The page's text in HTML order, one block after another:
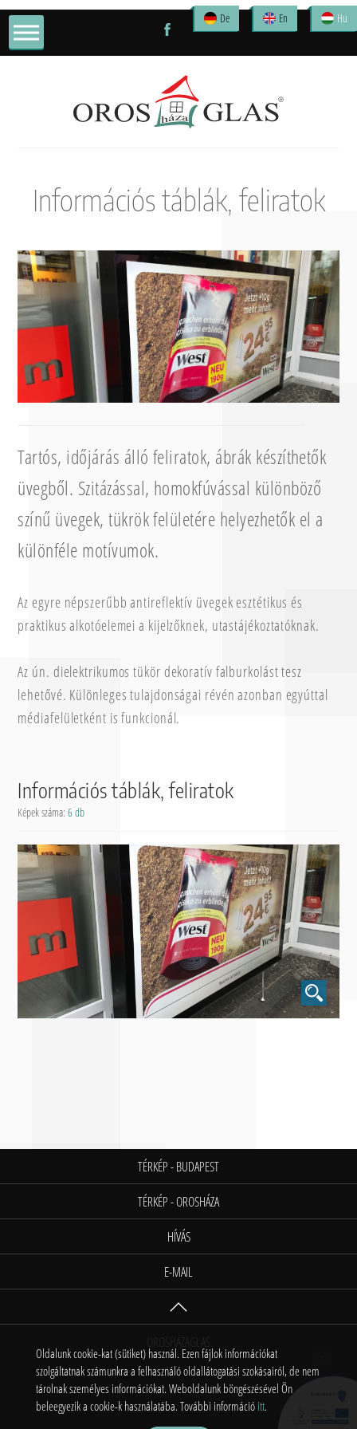
De En Hu
Információs táblák, feliratok
Tartós, időjárás álló feliratok, ábrák készíthetők
üvegből. Szitázással, homokfúvással különböző
színű üvegek, tükrök felületére helyezhetők el a
különféle motívumok.
Az egyre népszerűbb antireflektív üvegek esztétikus és
praktikus alkotóelemei a kijelzőknek, utastájékoztatóknak.
Az ún. dielektrikumos tükör dekoratív falburkolást tesz
lehetővé. Különleges tulajdonságai révén azonban egyúttal
médiafelületként is funkcionál.
Információs táblák, feliratok
Képek száma:6 db
Oldalunk cookie-kat (sütiket) használ. Ezen fájlok információkat
szolgáltatnak számunkra a felhasználó oldallátogatási szokásairól, de nem
tárolnak személyes információkat. Weboldalunk böngészésével Ön
beleegyezik a cookie-k használatába. További információ itt.
TÉRKÉP - BUDAPEST
TÉRKÉP - OROSHÁZA
HÍVÁS
E-MAIL